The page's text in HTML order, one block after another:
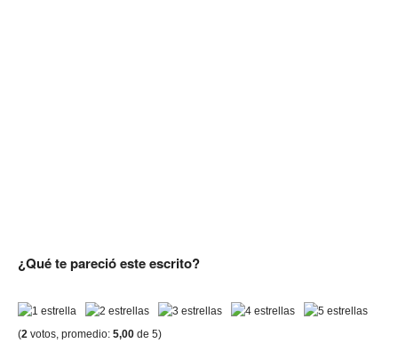
¿Qué te pareció este escrito?
(2 votos, promedio: 5,00 de 5)